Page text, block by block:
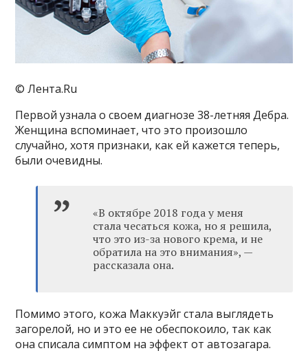
© Лента.Ru
Первой узнала о своем диагнозе 38-летняя Дебра.
Женщина вспоминает, что это произошло
случайно, хотя признаки, как ей кажется теперь,
были очевидны.
«В октябре 2018 года у меня
стала чесаться кожа, но я решила,
что это из-за нового крема, и не
обратила на это внимания», —
рассказала она.
Помимо этого, кожа Маккуэйг стала выглядеть
загорелой, но и это ее не обеспокоило, так как
она списала симптом на эффект от автозагара.